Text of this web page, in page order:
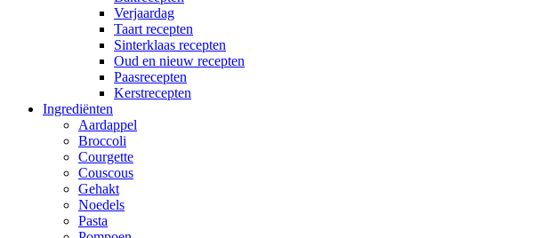
Verjaardag
Taart recepten
Sinterklaas recepten
Oud en nieuw recepten
Paasrecepten
Kerstrecepten
Ingrediënten
Aardappel
Broccoli
Courgette
Couscous
Gehakt
Noedels
Pasta